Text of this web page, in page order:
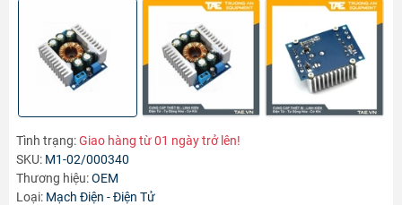
Tình trạng:Giao hàng từ 01 ngày trở lên!
SKU: M1-02/000340
Thương hiệu:OEM
Loại: Mạch Điện - Điện Tử